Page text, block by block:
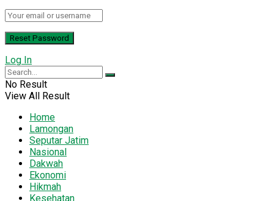
Log In
No Result
View All Result
Home
Lamongan
Seputar Jatim
Nasional
Dakwah
Ekonomi
Hikmah
Kesehatan